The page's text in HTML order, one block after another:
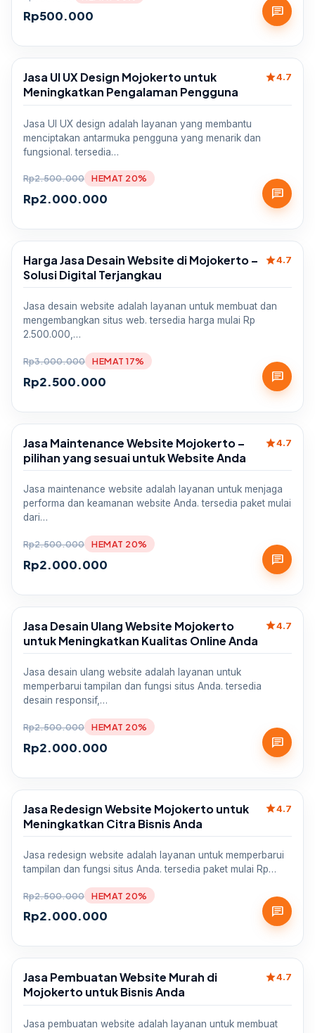
Rp500.000 chat
Sale
Jasa UI UX Design Mojokerto untuk
Meningkatkan Pengalaman Pengguna
star4.7
Jasa UI UX design adalah layanan yang membantu
menciptakan antarmuka pengguna yang menarik dan
fungsional. tersedia…
Rp2.500.000
Rp2.000.000
HEMAT 20%
chat
Sale
Harga Jasa Desain Website di Mojokerto –
Solusi Digital Terjangkau
star4.7
Jasa desain website adalah layanan untuk membuat dan
mengembangkan situs web. tersedia harga mulai Rp
2.500.000,…
Rp3.000.000
Rp2.500.000
HEMAT 17%
chat
Sale
Jasa Maintenance Website Mojokerto –
pilihan yang sesuai untuk Website Anda
star4.7
Jasa maintenance website adalah layanan untuk menjaga
performa dan keamanan website Anda. tersedia paket mulai
dari…
Rp2.500.000
Rp2.000.000
HEMAT 20%
chat
Sale
Jasa Desain Ulang Website Mojokerto
untuk Meningkatkan Kualitas Online Anda
star4.7
Jasa desain ulang website adalah layanan untuk
memperbarui tampilan dan fungsi situs Anda. tersedia
desain responsif,…
Rp2.500.000
Rp2.000.000
HEMAT 20%
chat
Sale
Jasa Redesign Website Mojokerto untuk
Meningkatkan Citra Bisnis Anda
star4.7
Jasa redesign website adalah layanan untuk memperbarui
tampilan dan fungsi situs Anda. tersedia paket mulai Rp…
Rp2.500.000
Rp2.000.000
HEMAT 20%
chat
Sale
Jasa Pembuatan Website Murah di
Mojokerto untuk Bisnis Anda
star4.7
Jasa pembuatan website adalah layanan untuk membuat